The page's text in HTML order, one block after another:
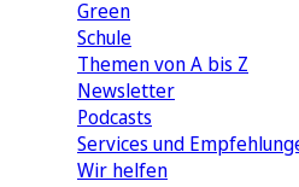
Green
Schule
Themen von A bis Z
Newsletter
Podcasts
Services und
Wir helfen